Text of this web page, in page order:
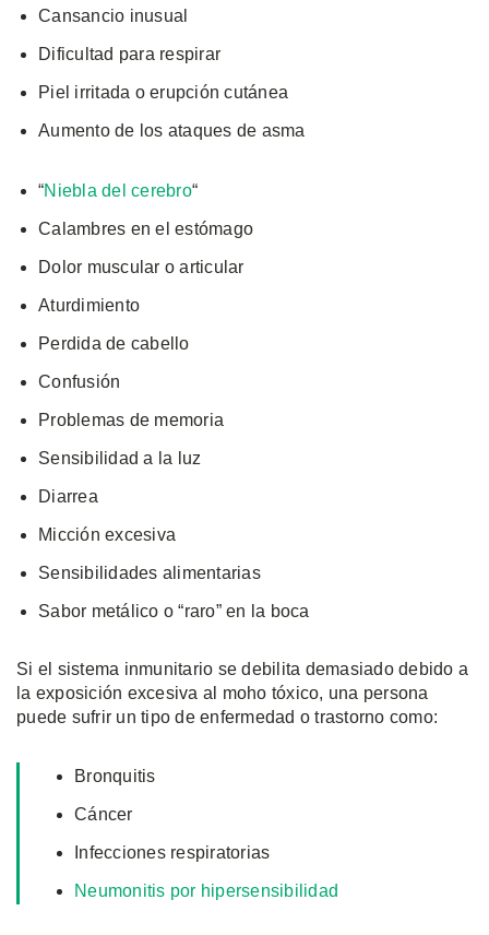
Cansancio inusual
Dificultad para respirar
Piel irritada o erupción cutánea
Aumento de los ataques de asma
“Niebla del cerebro“
Calambres en el estómago
Dolor muscular o articular
Aturdimiento
Perdida de cabello
Confusión
Problemas de memoria
Sensibilidad a la luz
Diarrea
Micción excesiva
Sensibilidades alimentarias
Sabor metálico o “raro” en la boca
Si el sistema inmunitario se debilita demasiado debido a
la exposición excesiva al moho tóxico, una persona
puede sufrir un tipo de enfermedad o trastorno como:
Bronquitis
Cáncer
Infecciones respiratorias
Neumonitis por hipersensibilidad